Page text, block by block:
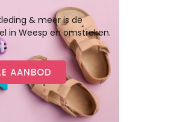
& meer is de
in Weesp en omstreken.
AANBOD